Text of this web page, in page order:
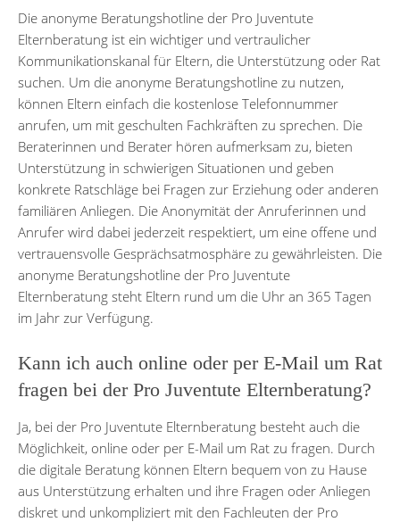
Die anonyme Beratungshotline der Pro Juventute
Elternberatung ist ein wichtiger und vertraulicher
Kommunikationskanal für Eltern, die Unterstützung oder Rat
suchen. Um die anonyme Beratungshotline zu nutzen,
können Eltern einfach die kostenlose Telefonnummer
anrufen, um mit geschulten Fachkräften zu sprechen. Die
Beraterinnen und Berater hören aufmerksam zu, bieten
Unterstützung in schwierigen Situationen und geben
konkrete Ratschläge bei Fragen zur Erziehung oder anderen
familiären Anliegen. Die Anonymität der Anruferinnen und
Anrufer wird dabei jederzeit respektiert, um eine offene und
vertrauensvolle Gesprächsatmosphäre zu gewährleisten. Die
anonyme Beratungshotline der Pro Juventute
Elternberatung steht Eltern rund um die Uhr an 365 Tagen
im Jahr zur Verfügung.
Kann ich auch online oder per E-Mail um Rat
fragen bei der Pro Juventute Elternberatung?
Ja, bei der Pro Juventute Elternberatung besteht auch die
Möglichkeit, online oder per E-Mail um Rat zu fragen. Durch
die digitale Beratung können Eltern bequem von zu Hause
aus Unterstützung erhalten und ihre Fragen oder Anliegen
diskret und unkompliziert mit den Fachleuten der Pro